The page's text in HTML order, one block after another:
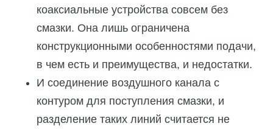
коаксиальные устройства совсем без
смазки. Она лишь ограничена
конструкционными особенностями подачи,
в чем есть и преимущества, и недостатки.
И соединение воздушного канала с
контуром для поступления смазки, и
разделение таких линий считается не